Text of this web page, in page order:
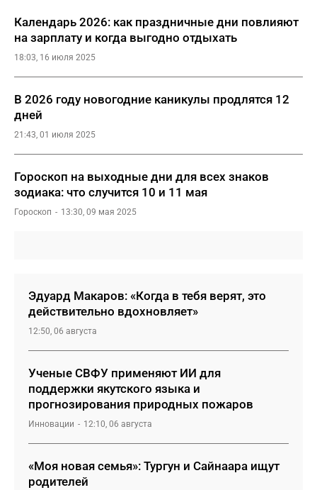
Календарь 2026: как праздничные дни повлияют
на зарплату и когда выгодно отдыхать
18:03, 16 июля 2025
В 2026 году новогодние каникулы продлятся 12
дней
21:43, 01 июля 2025
Гороскоп на выходные дни для всех знаков
зодиака: что случится 10 и 11 мая
Гороскоп 13:30, 09 мая 2025
Эдуард Макаров: «Когда в тебя верят, это
действительно вдохновляет»
12:50, 06 августа
Ученые СВФУ применяют ИИ для
поддержки якутского языка и
прогнозирования природных пожаров
Инновации 12:10, 06 августа
«Моя новая семья»: Тургун и Сайнаара ищут
родителей